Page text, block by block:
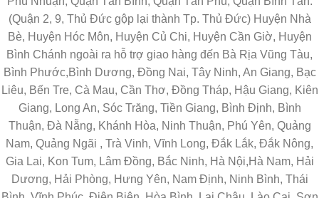
(Quận 2, 9, Thủ Đức gộp lại thành Tp. Thủ Đức) Huyện Nhà
Bè, Huyện Hóc Môn, Huyện Củ Chi, Huyện Cần Giờ, Huyện
Bình Chánh ngoài ra hỗ trợ giao hàng đến Bà Rịa Vũng Tàu,
Bình Phước,Bình Dương, Đồng Nai, Tây Ninh, An Giang, Bạc
Liêu, Bến Tre, Cà Mau, Cần Thơ, Đồng Tháp, Hậu Giang, Kiên
Giang, Long An, Sóc Trăng, Tiền Giang, Bình Định, Bình
Thuận, Đà Nẵng, Khánh Hòa, Ninh Thuận, Phú Yên, Quảng
Nam, Quảng Ngãi , Trà Vinh, Vĩnh Long, Đắk Lắk, Đắk Nông,
Gia Lai, Kon Tum, Lâm Đồng, Bắc Ninh, Hà Nội,Hà Nam, Hải
Dương, Hải Phòng, Hưng Yên, Nam Định, Ninh Bình, Thái